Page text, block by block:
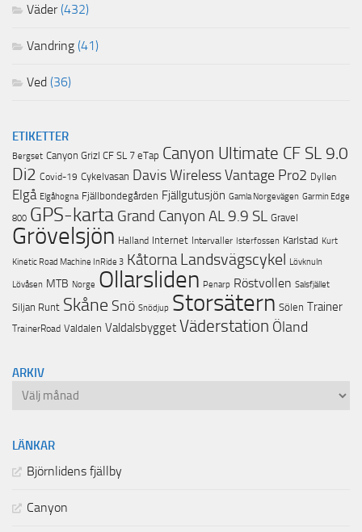
Väder(432)
Vandring (41)
Ved (36)
ETIKETTER
Bergset Canyon Grizl CF SL 7 eTap Canyon Ultimate CF SL 9.0
Di2 Covid-19 Cykelvasan Davis Wireless Vantage Pro2 Dyllen
Elgå Elgåhogna Fjällbondegården Fjällgutusjön Gamla Norgevägen Garmin Edge
800 GPS-karta Grand Canyon AL 9.9 SL Gravel
Grövelsjön Halland Internet Intervaller Isterfossen Karlstad Kurt
Kinetic Road Machine InRide 3 Kåtorna Landsvägscykel Lövknuln
Lövåsen MTB Norge Ollarsliden Penarp Röstvollen Salsfjället
Siljan Runt Skåne Snö Snödjup Storsätern Sölen Trainer
TrainerRoad Valdalen Valdalsbygget Väderstation Öland
ARKIV
Arkiv
LÄNKAR
Björnlidens fjällby
Canyon